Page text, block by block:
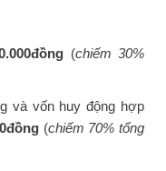
.000đồng (chiếm 30%
và vốn huy động hợp
(chiếm 70% tổng